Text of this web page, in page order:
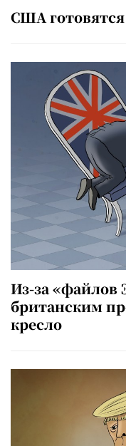
США
Из-за
британским
кресло